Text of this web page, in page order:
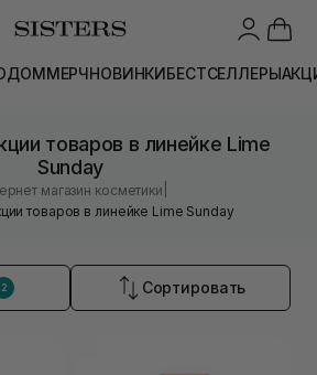
ДОММЕРЧНОВИНКИБЕСТСЕЛЛЕРЫ
товаров в линейке Lime
Sunday
магазин косметики
товаров в линейке Lime Sunday
2 Сортировать